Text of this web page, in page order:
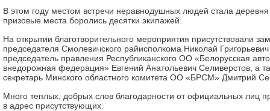
В этом году местом встречи неравнодушных людей стала
призовые места боролись десятки экипажей.
На открытии благотворительного мероприятия присутствовали
председателя Смолевичского райисполкома Николай
председатель правления Республиканского ОО «Белорусская
внедорожная федерация» Евгений Анатольевич Селиверстов, а
секретарь Минского областного комитета ОО «БРСМ» Дмитрий
Много теплых, добрых слов благодарности от официальных лиц
в адрес присутствующих.